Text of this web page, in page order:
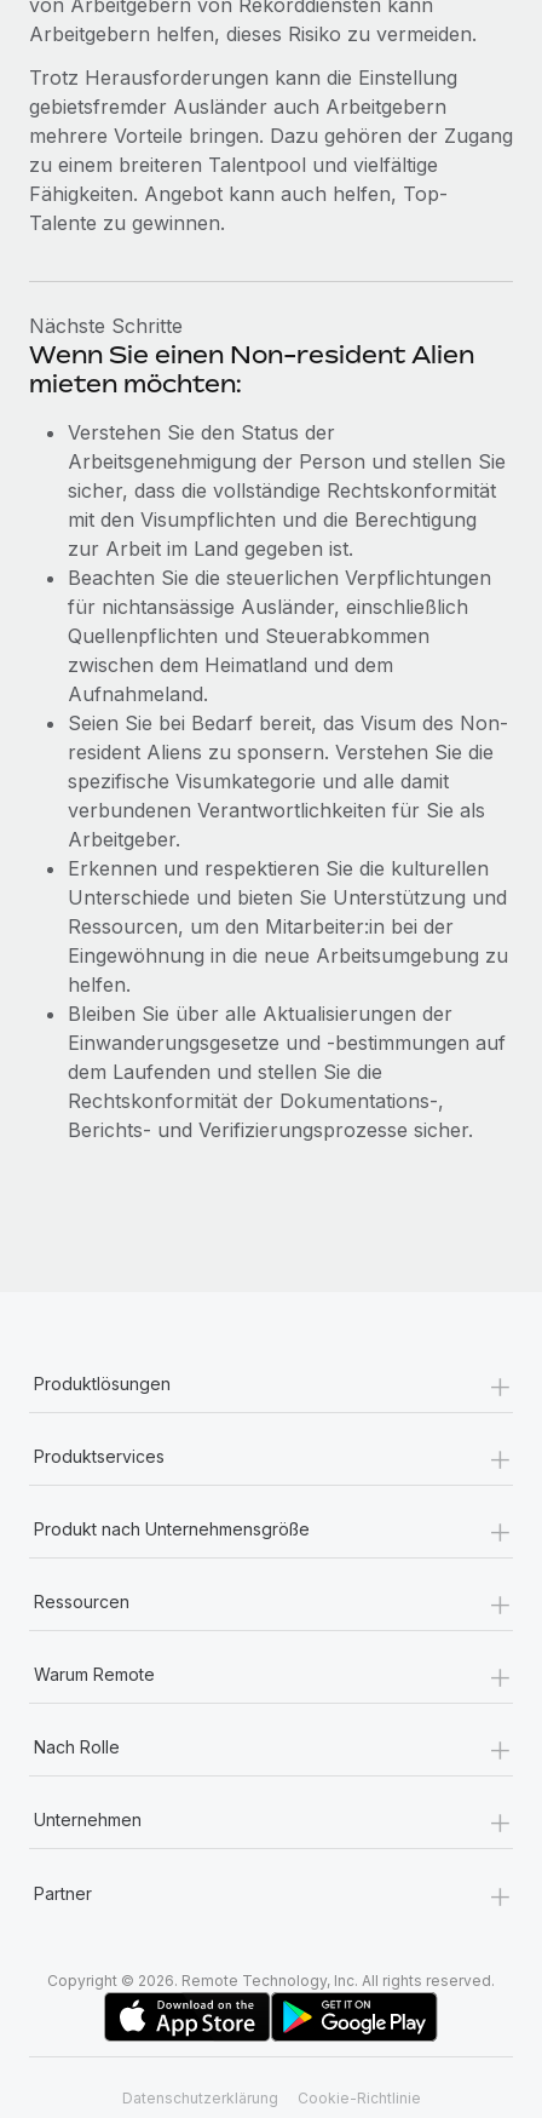
von Arbeitgebern von Rekorddiensten kann
Arbeitgebern helfen, dieses Risiko zu vermeiden.
Trotz Herausforderungen kann die Einstellung
gebietsfremder Ausländer auch Arbeitgebern
mehrere Vorteile bringen. Dazu gehören der Zugang
zu einem breiteren Talentpool und vielfältige
Fähigkeiten. Angebot kann auch helfen, Top-
Talente zu gewinnen.
Nächste Schritte
Wenn Sie einen Non-resident Alien
mieten möchten:
Verstehen Sie den Status der
Arbeitsgenehmigung der Person und stellen Sie
sicher, dass die vollständige Rechtskonformität
mit den Visumpflichten und die Berechtigung
zur Arbeit im Land gegeben ist.
Beachten Sie die steuerlichen Verpflichtungen
für nichtansässige Ausländer, einschließlich
Quellenpflichten und Steuerabkommen
zwischen dem Heimatland und dem
Aufnahmeland.
Seien Sie bei Bedarf bereit, das Visum des Non-
resident Aliens zu sponsern. Verstehen Sie die
spezifische Visumkategorie und alle damit
verbundenen Verantwortlichkeiten für Sie als
Arbeitgeber.
Erkennen und respektieren Sie die kulturellen
Unterschiede und bieten Sie Unterstützung und
Ressourcen, um den Mitarbeiter:in bei der
Eingewöhnung in die neue Arbeitsumgebung zu
helfen.
Bleiben Sie über alle Aktualisierungen der
Einwanderungsgesetze und -bestimmungen auf
dem Laufenden und stellen Sie die
Rechtskonformität der Dokumentations-,
Berichts- und Verifizierungsprozesse sicher.
Produktlösungen +
Produktservices +
Produkt nach Unternehmensgröße +
Ressourcen +
Warum Remote +
Nach Rolle +
Unternehmen +
Partner +
Copyright © 2026. Remote Technology, Inc. All rights reserved.
Datenschutzerklärung Cookie-Richtlinie